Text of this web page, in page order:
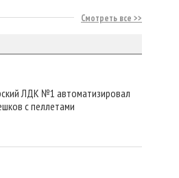
Смотреть все
ЛДК №1 автоматизировал
с пеллетами